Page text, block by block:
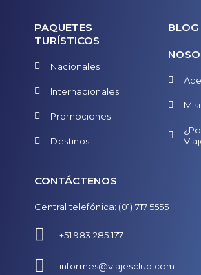
PAQUETES
TURÍSTICOS
Nacionales
Internacionales
Promociones
Destinos
BLOG
CONTÁCTENOS
Central telefónica: (01) 717 5555
+51 983 285 177
informes@viajesclub.com